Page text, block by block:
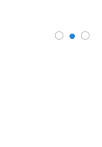
1 2